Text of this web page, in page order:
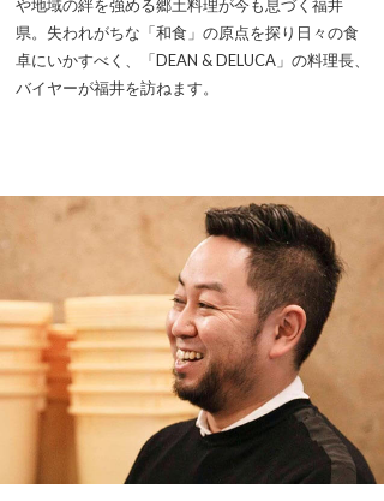
や地域の絆を強める郷土料理が今も息づく福井
県。失われがちな「和食」の原点を探り日々の食
卓にいかすべく、「DEAN & DELUCA」の料理長、
バイヤーが福井を訪ねます。